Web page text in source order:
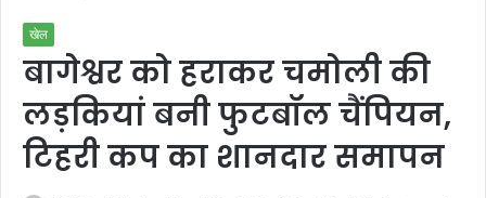
खेल
बागेश्वर को हराकर चमोली की
लड़कियां बनी फुटबॉल चैंपियन,
टिहरी कप का शानदार समापन